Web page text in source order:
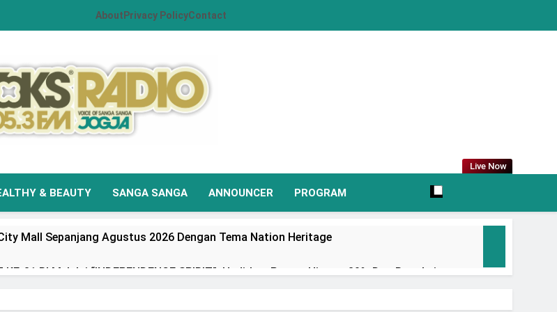
About Privacy PolicyContact
Radio Jogja Live Now
& BEAUTY SANGA SANGA ANNOUNCER PROGRAM
Mall Sepanjang Agustus 2026 Dengan Tema Nation Heritage
81 RI Melalui “INDEPENDENCE SPIRIT”, Hadirkan Promo Hingga 80% Dan Rangkaian